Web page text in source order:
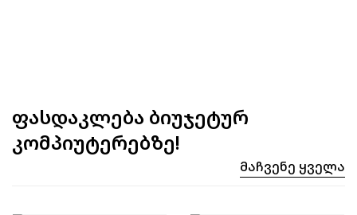
ფასდაკლება ბიუჯეტურ
კომპიუტერებზე!
Მაჩვენე Ყველა